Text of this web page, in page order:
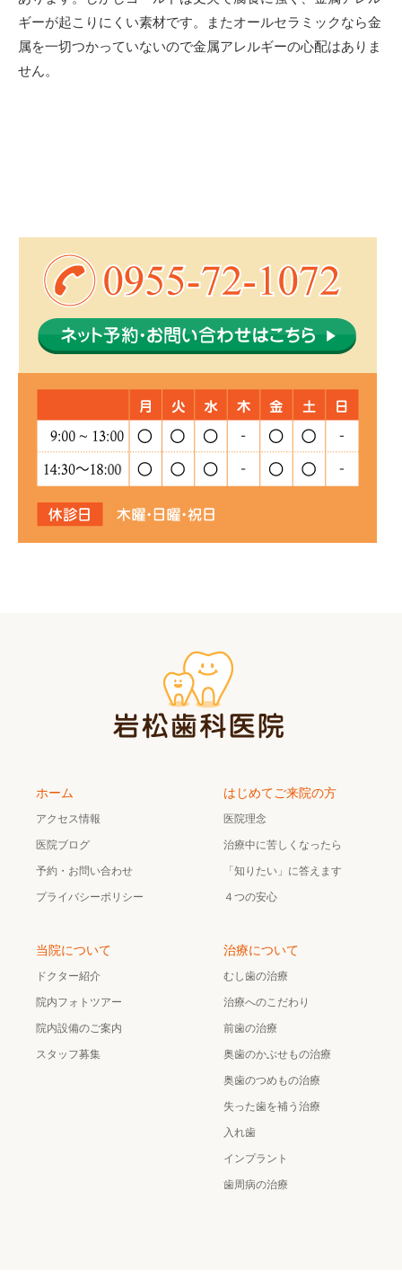
ギーが起こりにくい素材です。またオールセラミックなら金
属を一切つかっていないので金属アレルギーの心配はありま
せん。
ホーム
アクセス情報
医院ブログ
予約・お問い合わせ
プライバシーポリシー
はじめてご来院の方
医院理念
治療中に苦しくなったら
「知りたい」に答えます
４つの安心
当院について
ドクター紹介
院内フォトツアー
院内設備のご案内
スタッフ募集
治療について
むし歯の治療
治療へのこだわり
前歯の治療
奥歯のかぶせもの治療
奥歯のつめもの治療
失った歯を補う治療
入れ歯
インプラント
歯周病の治療